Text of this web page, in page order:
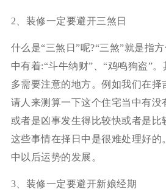
2、装修一定要避开三煞日
什么是“三煞日”呢?“三煞”就是指
中有着:“斗牛纳财”、“鸡鸣狗盗”
多需要注意的地方。例如我们在择
请人来测算一下这个住宅当中有没
或者是凶事发生得比较快或者是比
这些事情在择日中是很难处理好的
中以后运势的发展。
3、装修一定要避开新娘经期